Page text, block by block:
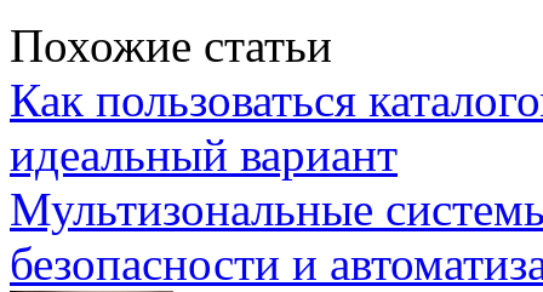
Похожие статьи
Как пользоваться
идеальный вариант
Мультизональные
безопасности и